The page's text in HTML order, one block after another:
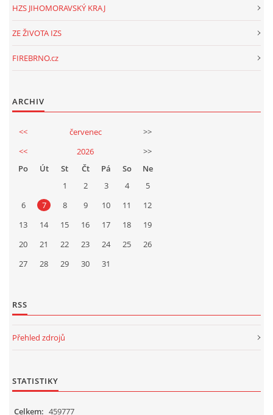
HZS JIHOMORAVSKÝ KRAJ
ZE ŽIVOTA IZS
FIREBRNO.cz
ARCHIV
<< červenec
>>
<<
2026
>>
Po
Út St Čt Pá So
Ne
1
2 3 4
5
6
7 8 9 10 11
12
13
14 15 16 17 18
19
20
21 22 23 24 25
26
27
28 29 30 31
RSS
Přehled zdrojů
STATISTIKY
Celkem: 459777